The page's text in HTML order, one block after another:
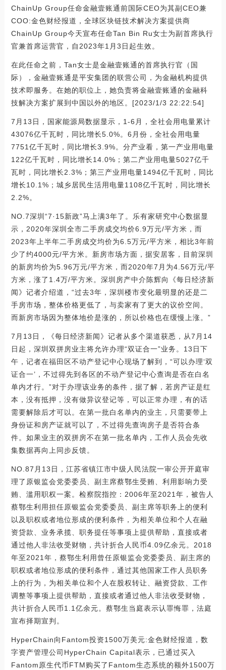
ChainUp Group任命金融壹账通前国际CEO为其副CEO兼
COO:金色财经报道，全球区块链技术解决方案提供商
ChainUp Group今天宣布任命Tan Bin Ru女士为副首席执行
官兼首席运营官，自2023年1月3日起生效。
在此任命之前，Tan女士是金融壹账通的首席执行官（国
际），金融壹账通是平安集团的联营公司，为金融机构提供
技术即服务。在她的职位上，她负责将金融壹账通的金融科
技解决方案扩展到中国以外的地区。[2023/1/3 22:22:54]
7月13日，国家能源局数据显示，1-6月，全社会用电量累计
43076亿千瓦时，同比增长5.0%。6月份，全社会用电量
7751亿千瓦时，同比增长3.9%。分产业看，第一产业用电量
122亿千瓦时，同比增长14.0%；第二产业用电量5027亿千
瓦时，同比增长2.3%；第三产业用电量1494亿千瓦时，同比
增长10.1%；城乡居民生活用电量1108亿千瓦时，同比增长
2.2%。
NO.7深圳“7·15新政”马上满3年了。乐有家研究中心数据显
示，2020年深圳全市二手房成交均价6.9万元/平方米，而
2023年上半年二手房成交均价为6.5万元/平方米，相比3年前
少了约4000元/平方米。新房市场方面，据安居客，目前深圳
的新房均价为5.96万元/平方米，而2020年7月为4.56万元/平
方米，涨了1.4万/平方米。深圳房产中介陈辉向《每日经济新
闻》记者介绍道，“过去3年，深圳楼市变化最明显的还是二
手房市场，整体价格更低了，与卖家有了更大的议价空间。
而新房市场因为整体地价是涨的，所以价格也在缓慢上涨。”
7月13日，《每日经济新闻》记者从多个渠道获悉，从7月14
日起，深圳双拼房业主将允许办理“双证合一”业务。13日下
午，记者在福田区不动产登记中心现场了解到，“可以办理‘双
证合一’，不过得先到各区的不动产登记中心查询是否在白名
单内才行。”对于办理该业务的条件，据了解，若房产证是红
本，没有抵押，没有做异议登记等，可以正常办理，有的话
需要解除后才可以。在第一批白名单内的业主，只需要带上
身份证和房产证就可以了，不过得先查询房子是否符合条
件。如果业主的双拼房不在第一批名单内，工作人员会先收
集数据再向上同步反馈。
NO.87月13日，江苏省镇江市中级人民法院一审公开开庭审
理了原银监会党委委员、副主席蔡鄂生受贿、利用影响力受
贿、滥用职权一案。检察院指控：2006年至2021年，被告人
蔡鄂生利用担任原银监会党委委员、副主席等职务上的便利
以及职权或者地位形成的便利条件，为相关单位和个人在融
资贷款、业务承揽、职务提任等事项上提供帮助，直接或者
通过他人非法收受财物，共计折合人民币4.09亿余元。2018
年至2021年，蔡鄂生利用曾任原银监会党委委员、副主席的
职权或者地位形成的便利条件，通过其他国家工作人员职务
上的行为，为相关单位和个人在股权转让、融资贷款、工作
调整等事项上提供帮助，直接或者通过他人非法收受财物，
共计折合人民币1.1亿余元。蔡鄂生当庭表示认罪悔罪，法庭
宣布择期宣判。
HyperChain向Fantom投资1500万美元:金色财经报道，数
字资产管理公司HyperChain Capital表示，已通过买入
Fantom原生代币FTM购买了Fantom生态系统的额外1500万